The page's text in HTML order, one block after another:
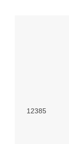
12385